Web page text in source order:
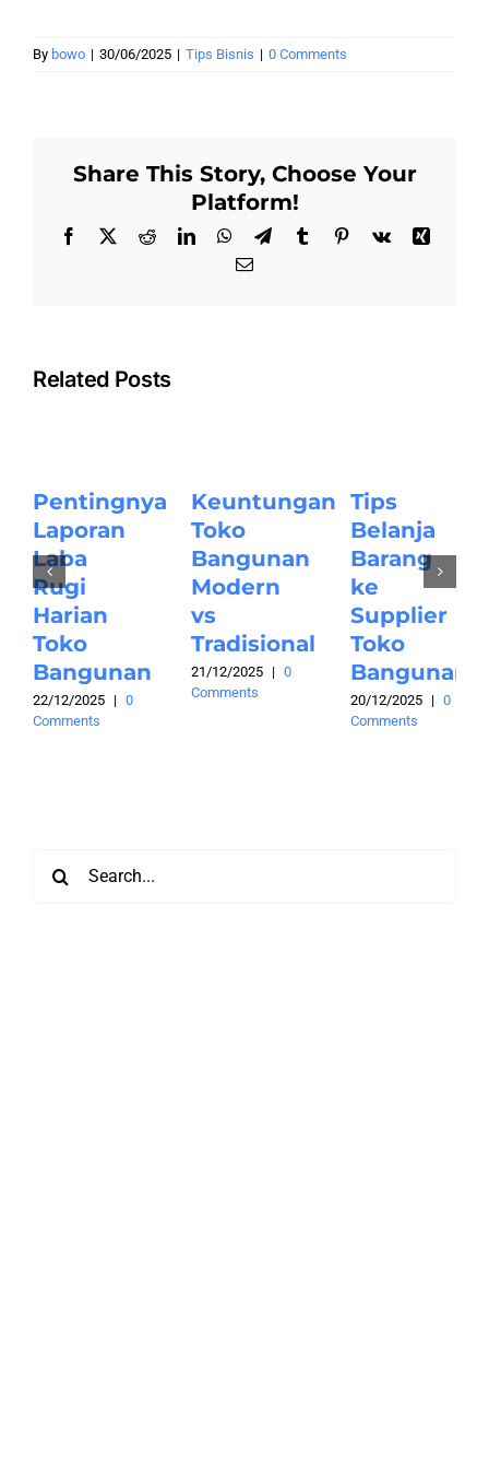
By bowo | 30/06/2025 | Tips Bisnis | 0 Comments
Share This Story, Choose Your
Platform!
Facebook
X RedditLinkedInWhatsApp
TelegramTumblrPinterest
Vk
Xing
Email
Related Posts
Pentingnya
Laporan
Laba
Rugi
Harian
Toko
Bangunan
22/12/2025 | 0
Comments
Keuntungan
Toko
Bangunan
Modern
vs
Tradisional
21/12/2025 |
0
Comments
Tips
Belanja
Barang
ke
Supplier
Toko
Bangunan
20/12/2025 | 0
Comments
for: